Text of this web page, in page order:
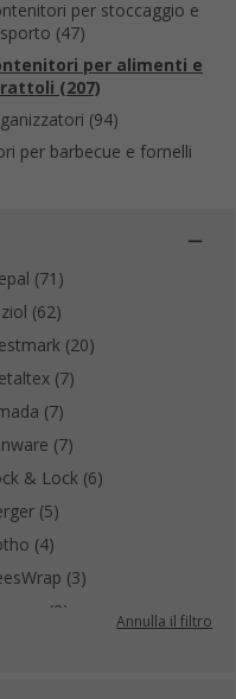
per stoccaggio e
(47)
per alimenti e
(207)
(94)
per barbecue e fornelli
(71)
(62)
(20)
(7)
(7)
(7)
& Lock (6)
(5)
(4)
(3)
(2)
Annulla il filtro